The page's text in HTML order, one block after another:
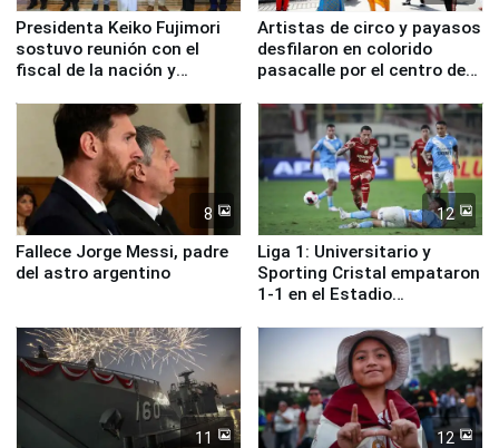
Presidenta Keiko Fujimori
sostuvo reunión con el
fiscal de la nación y
Artistas de circo y payasos
desfilaron en colorido
pasacalle por el centro de
8
Fallece Jorge Messi, padre
del astro argentino
12
Liga 1: Universitario y
Sporting Cristal empataron
1-1 en el Estadio
11 12